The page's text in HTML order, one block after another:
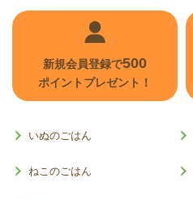
新規会員登録で500
ポイントプレゼント！
いぬのごはん
ねこのごはん